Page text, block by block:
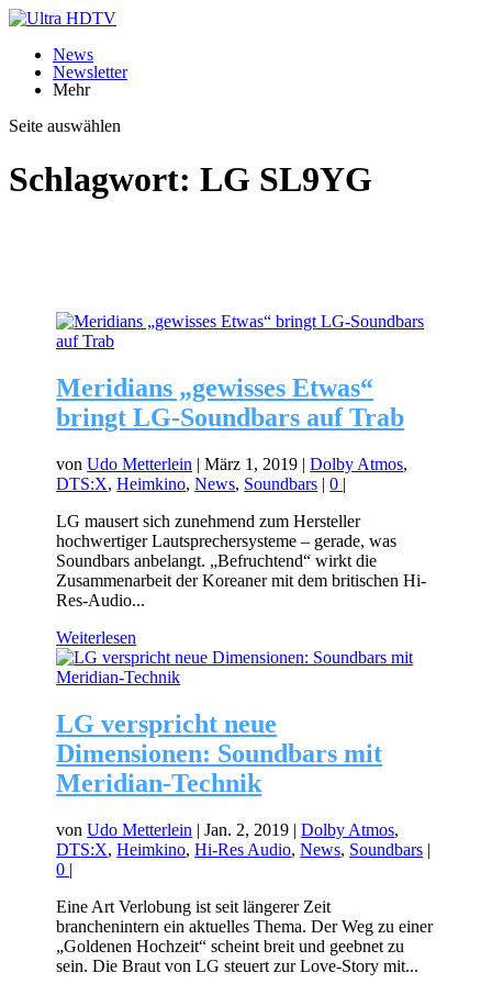
News
Newsletter
Mehr
Seite auswählen
Schlagwort: LG SL9YG
Meridians „gewisses Etwas“
bringt LG-Soundbars auf Trab
vonUdo Metterlein |März 1, 2019 |Dolby Atmos,
DTS:X,Heimkino,News, Soundbars |0 |
LG mausert sich zunehmend zum Hersteller
hochwertiger Lautsprechersysteme – gerade, was
Soundbars anbelangt. „Befruchtend“ wirkt die
Zusammenarbeit der Koreaner mit dem britischen Hi-
Res-Audio...
Weiterlesen
LG verspricht neue
Dimensionen: Soundbars mit
Meridian-Technik
vonUdo Metterlein |Jan. 2, 2019 |Dolby Atmos,
DTS:X,Heimkino,Hi-Res Audio,News, Soundbars |
0 |
Eine Art Verlobung ist seit längerer Zeit
branchenintern ein aktuelles Thema. Der Weg zu einer
„Goldenen Hochzeit“ scheint breit und geebnet zu
sein. Die Braut von LG steuert zur Love-Story mit...